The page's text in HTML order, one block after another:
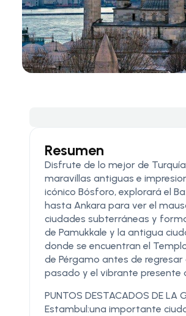
Resumen
Disfrute de lo mejor de
maravillas antiguas e
icónico Bósforo, explorará el
hasta Ankara para ver el
ciudades subterráneas y
de Pamukkale y la antigua
donde se encuentran el
de Pérgamo antes de
pasado y el vibrante presente
PUNTOS DESTACADOS DE LA
Estambul:una importante